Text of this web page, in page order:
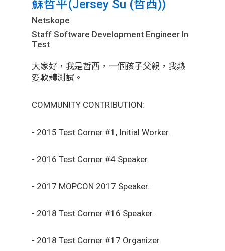
蘇哲平(Jersey Su (哲西))
Netskope
Staff Software Development Engineer In
Test
大家好，我是哲西，一個孩子父親，我熱
愛軟體測試。
COMMUNITY CONTRIBUTION:
- 2015 Test Corner #1, Initial Worker.
- 2016 Test Corner #4 Speaker.
- 2017 MOPCON 2017 Speaker.
- 2018 Test Corner #16 Speaker.
- 2018 Test Corner #17 Organizer.